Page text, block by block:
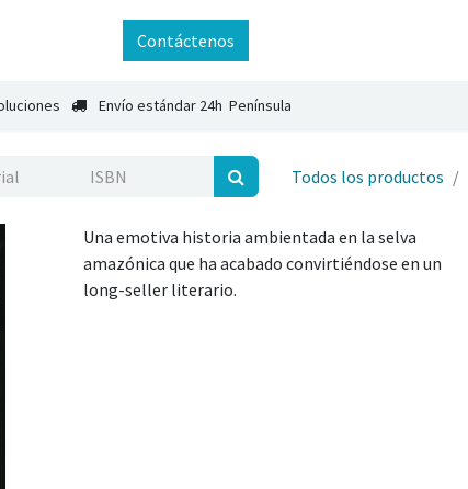
Contáctenos
Envío estándar 24h Península
Todos los productos
Una emotiva historia ambientada en la selva
amazónica que ha acabado convirtiéndose en un
long-seller literario.